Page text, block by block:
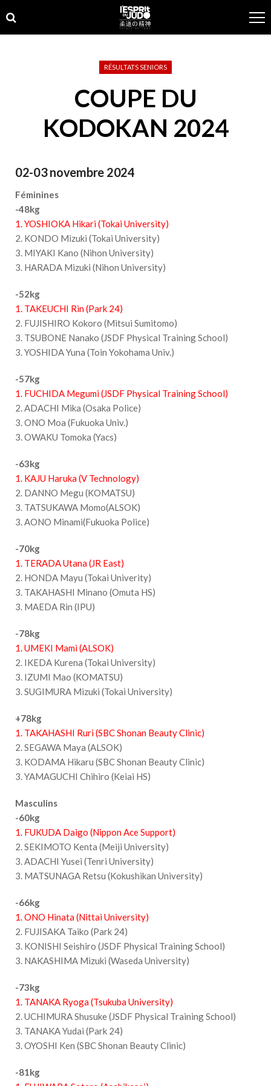
to
navigation
to
content
RÉSULTATS SENIORS
COUPE DU
KODOKAN 2024
02-03 novembre 2024
Féminines
-48kg
1. YOSHIOKA Hikari (Tokai University)
2. KONDO Mizuki (Tokai University)
3. MIYAKI Kano (Nihon University)
3. HARADA Mizuki (Nihon University)
-52kg
1. TAKEUCHI Rin (Park 24)
2. FUJISHIRO Kokoro (Mitsui Sumitomo)
3. TSUBONE Nanako (JSDF Physical Training School)
3. YOSHIDA Yuna (Toin Yokohama Univ.)
-57kg
1. FUCHIDA Megumi (JSDF Physical Training School)
2. ADACHI Mika (Osaka Police)
3. ONO Moa (Fukuoka Univ.)
3. OWAKU Tomoka (Yacs)
-63kg
1. KAJU Haruka (V Technology)
2. DANNO Megu (KOMATSU)
3. TATSUKAWA Momo(ALSOK)
3. AONO Minami(Fukuoka Police)
-70kg
1. TERADA Utana (JR East)
2. HONDA Mayu (Tokai Univerity)
3. TAKAHASHI Minano (Omuta HS)
3. MAEDA Rin (IPU)
-78kg
1. UMEKI Mami (ALSOK)
2. IKEDA Kurena (Tokai University)
3. IZUMI Mao (KOMATSU)
3. SUGIMURA Mizuki (Tokai University)
+78kg
1. TAKAHASHI Ruri (SBC Shonan Beauty Clinic)
2. SEGAWA Maya (ALSOK)
3. KODAMA Hikaru (SBC Shonan Beauty Clinic)
3. YAMAGUCHI Chihiro (Keiai HS)
Masculins
-60kg
1. FUKUDA Daigo (Nippon Ace Support)
2. SEKIMOTO Kenta (Meiji University)
3. ADACHI Yusei (Tenri University)
3. MATSUNAGA Retsu (Kokushikan University)
-66kg
1. ONO Hinata (Nittai University)
2. FUJISAKA Taiko (Park 24)
3. KONISHI Seishiro (JSDF Physical Training School)
3. NAKASHIMA Mizuki (Waseda University)
-73kg
1. TANAKA Ryoga (Tsukuba University)
2. UCHIMURA Shusuke (JSDF Physical Training School)
3. TANAKA Yudai (Park 24)
3. OYOSHI Ken (SBC Shonan Beauty Clinic)
-81kg